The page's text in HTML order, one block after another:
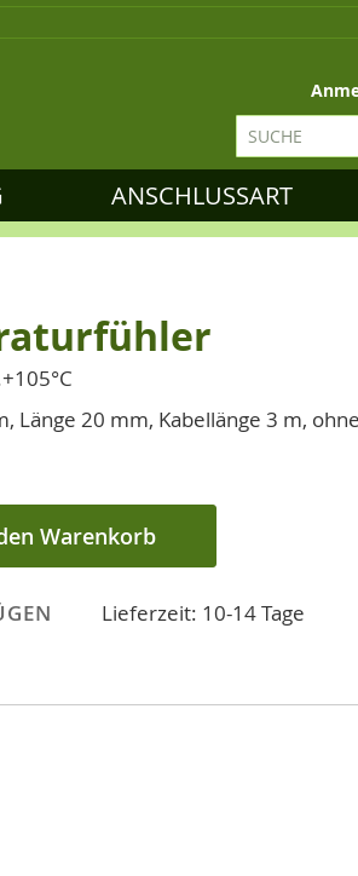
Zum
Inhalt
Suche
ANSCHLUSSART
Länge 20 mm, Kabellänge 3 m,
Warenkorb
Lieferzeit: 10-14 Tage